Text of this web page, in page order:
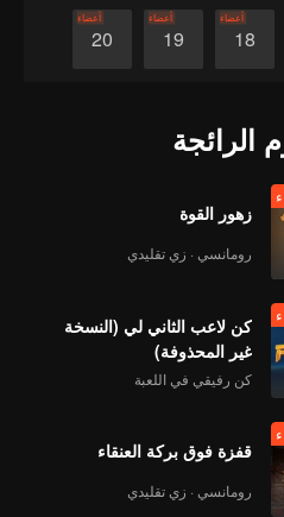
18
أعضاء
19
أعضاء
20
أعضاء
الرائجة
زهور القوة
رومانسي · زي تقليدي
كن لاعب الثاني لي (النسخة
غير المحذوفة)
كن رفيقي في اللعبة
قفزة فوق بركة العنقاء
رومانسي · زي تقليدي